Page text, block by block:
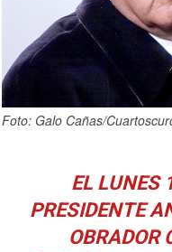
Foto: Galo Cañas/
EL LUNES
PRESIDENTE
OBRADOR